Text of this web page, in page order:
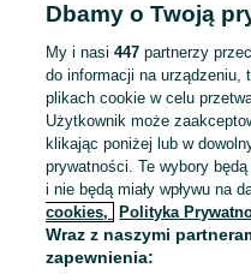
To ogłoszenie
Dbamy o Twoją
My i nasi447 partnerzy
do informacji na
plikach cookie w celu
Użytkownik może
klikając poniżej lub w
prywatności. Te wybory
i nie będą miały wpływu na
cookies,
Polityka
Wraz z naszymi
zapewnienia: